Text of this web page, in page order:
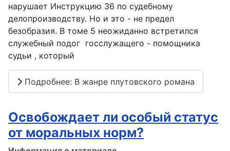
нарушает Инструкцию 36 по судебному
делопроизводству. Но и это - не предел
безобразия. В томе 5 неожиданно встретился
служебный подог госслужащего - помощника
судьи , который
Подробнее: В жанре плутовского романа
Освобождает ли особый статус
от моральных норм?